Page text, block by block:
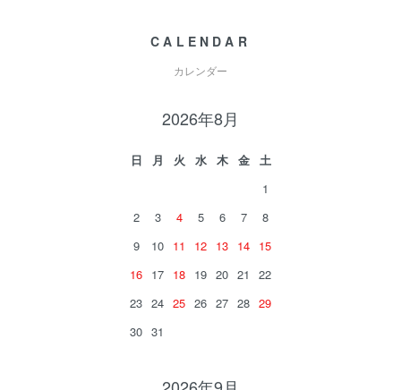
CALENDAR
カレンダー
2026年8月
日 月 火 水 木 金
土
1
2
3 4 5 6 7
8
9
10 11 12 13 14 15
16 17 18 19 20 21
22
23 24 25 26 27 28 29
30 31